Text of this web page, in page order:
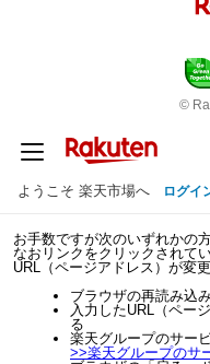
©
ようこそ 楽天市場へ ログイ
お手数ですが次のいずれかの
なおリンクをクリックされて
URL（ページアドレス）が変
ブラウザの再読み込
入力したURL（ペー
る
楽天グループのサー
>>楽天グループのサ